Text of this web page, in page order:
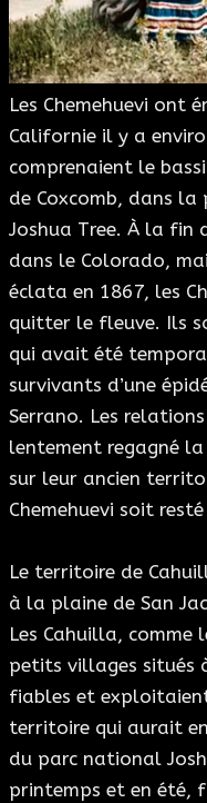
Les Chemehuevi ont
Californie il y a
comprenaient le
de Coxcomb, dans
Joshua Tree. À la fin
dans le Colorado,
éclata en 1867, les
quitter le fleuve. Ils
qui avait été
survivants d’une
Serrano. Les
lentement regagné
sur leur ancien
Chemehuevi soit
Le territoire de
à la plaine de San
Les Cahuilla, comme
petits villages situés
fiables et
territoire qui aurait
du parc national
printemps et en été,